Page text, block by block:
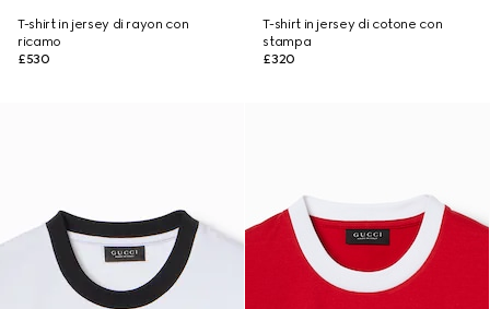
T-shirt in jersey di rayon con
ricamo
£530
T-shirt in jersey di cotone con
stampa
£320